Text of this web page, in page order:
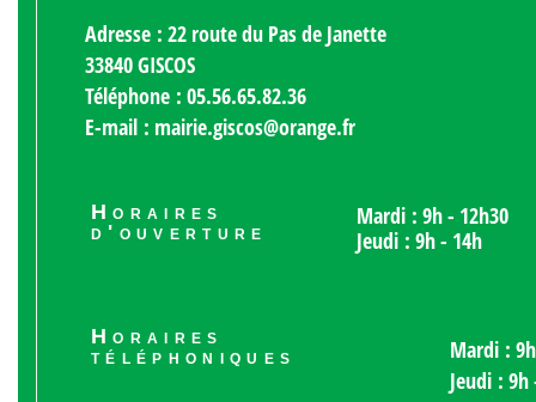
Adresse : 22 route du Pas de Janette
33840 GISCOS
Téléphone : 05.56.65.82.36
E-mail : mairie.giscos@orange.fr
Horaires
d'ouverture
Mardi : 9h - 12h30
Jeudi : 9h - 14h
Horaires
téléphoniques
Mardi :
Jeudi : 9h